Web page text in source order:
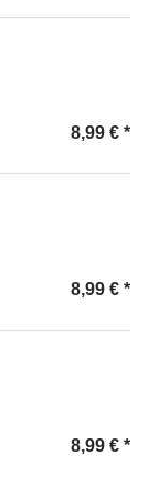
8,99 € *
8,99 € *
8,99 € *